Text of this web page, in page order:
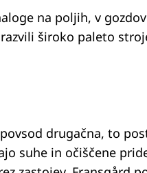
na poljih, v
široko paleto
drugačna, to
suhe in očiščene